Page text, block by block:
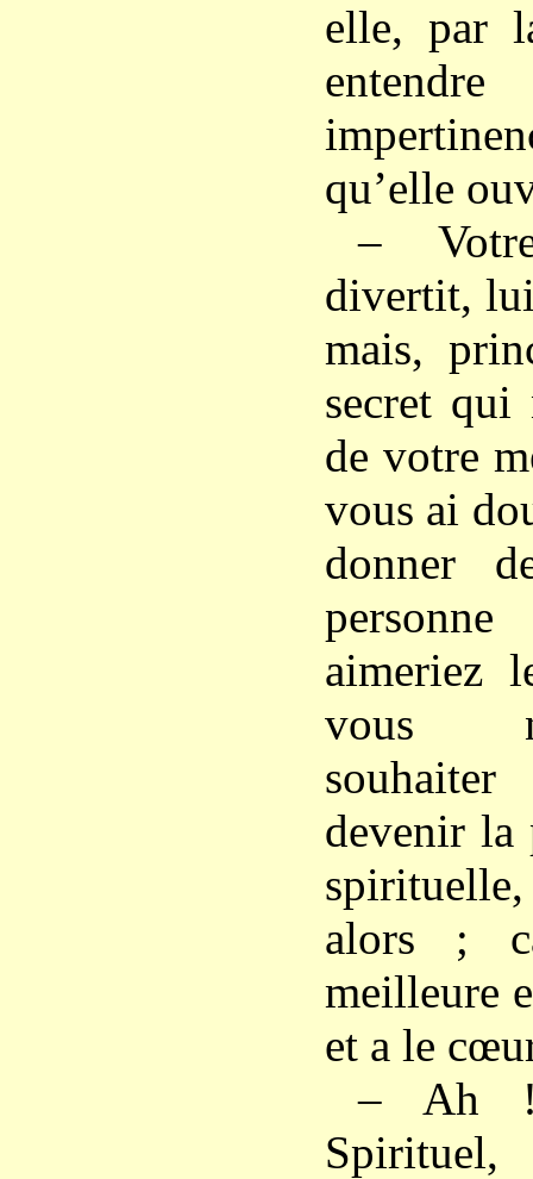
elle, par
qu’elle
–
divertit,
mais,
secret qui
de votre
vous ai
donner
aimeriez
vous
devenir la
spirituelle,
alors ;
meilleure
et a le
– Ah !